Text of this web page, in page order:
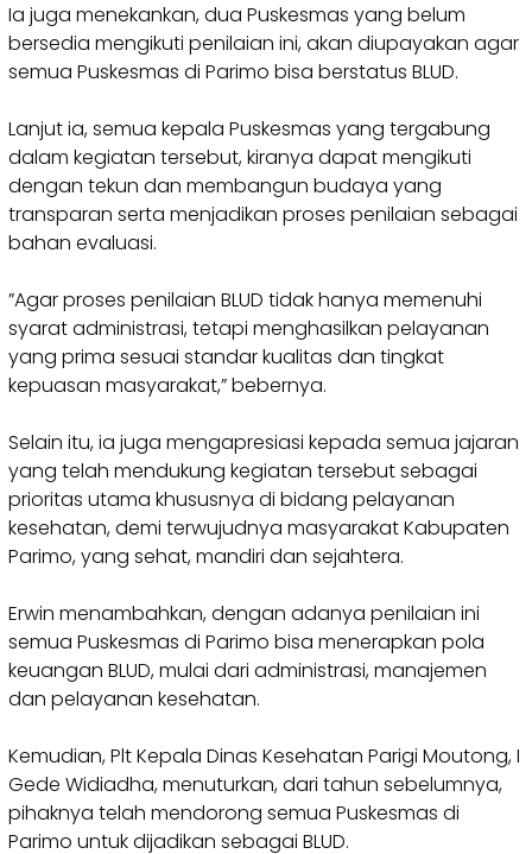
‎Ia juga menekankan, dua Puskesmas yang belum
bersedia mengikuti penilaian ini, akan diupayakan agar
semua Puskesmas di Parimo bisa berstatus BLUD.
‎Lanjut ia, semua kepala Puskesmas yang tergabung
dalam kegiatan tersebut, kiranya dapat mengikuti
dengan tekun dan membangun budaya yang
transparan serta menjadikan proses penilaian sebagai
bahan evaluasi.
‎”Agar proses penilaian BLUD tidak hanya memenuhi
syarat administrasi, tetapi menghasilkan pelayanan
yang prima sesuai standar kualitas dan tingkat
kepuasan masyarakat,” bebernya.
‎Selain itu, ia juga mengapresiasi kepada semua jajaran
yang telah mendukung kegiatan tersebut sebagai
prioritas utama khususnya di bidang pelayanan
kesehatan, demi terwujudnya masyarakat Kabupaten
Parimo, yang sehat, mandiri dan sejahtera.
‎Erwin menambahkan, dengan adanya penilaian ini
semua Puskesmas di Parimo bisa menerapkan pola
keuangan BLUD, mulai dari administrasi, manajemen
dan pelayanan kesehatan.
‎Kemudian, Plt Kepala Dinas Kesehatan Parigi Moutong, I
Gede Widiadha, menuturkan, dari tahun sebelumnya,
pihaknya telah mendorong semua Puskesmas di
Parimo untuk dijadikan sebagai BLUD.